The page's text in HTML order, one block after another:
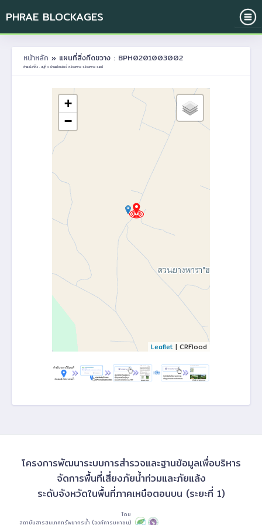
PHRAE BLOCKAGES
หน้าหลัก » แผนที่สิ่งกีดขวาง : BPH0201003002
ตำแหน่งที่ตั้ง : หมู่ที่ 3 บ้านแม่ยางโพธิ์ ต.ร้องกวาง อ.ร้องกวาง จ.แพร่
+
−
Leaflet | CRFlood
โครงการพัฒนาระบบการสำรวจและฐานข้อมูลเพื่อบริหาร
จัดการพื้นที่เสี่ยงภัยน้ำท่วมและภัยแล้ง
ระดับจังหวัดในพื้นที่ภาคเหนือตอนบน (ระยะที่ 1)
โดย
สถาบันสารสนเทศทรัพยากรน้ำ (องค์การมหาชน)